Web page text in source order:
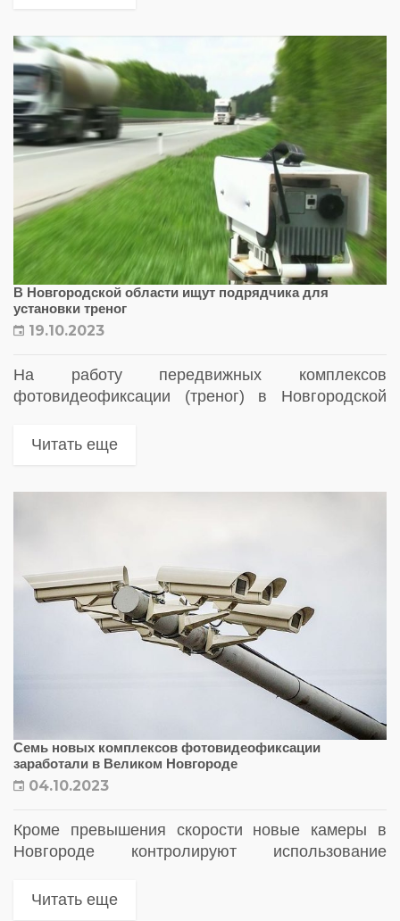
В Новгородской области ищут подрядчика для
установки треног
19.10.2023
На работу передвижных комплексов
фотовидеофиксации (треног) в Новгородской
Читать еще
Семь новых комплексов фотовидеофиксации
заработали в Великом Новгороде
04.10.2023
Кроме превышения скорости новые камеры в
Новгороде контролируют использование
безопасности
Читать еще